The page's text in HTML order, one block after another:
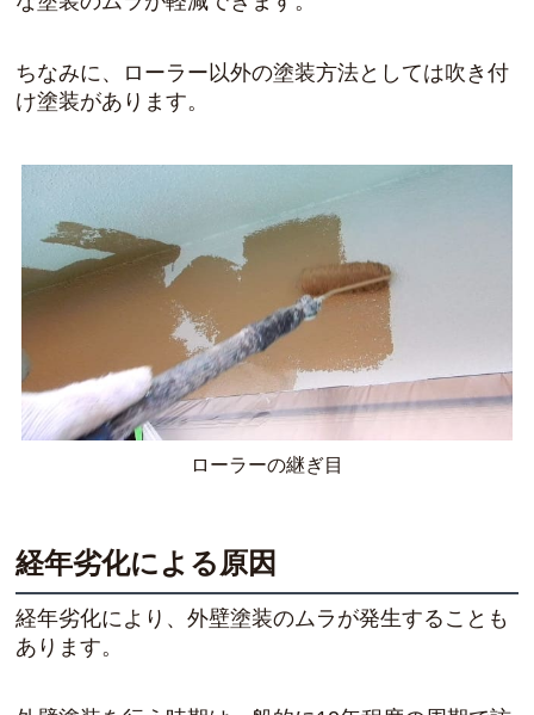
ちなみに、ローラー以外の塗装方法としては吹き付
け塗装があります。
ローラーの継ぎ目
経年劣化による原因
経年劣化により、外壁塗装のムラが発生することも
あります。